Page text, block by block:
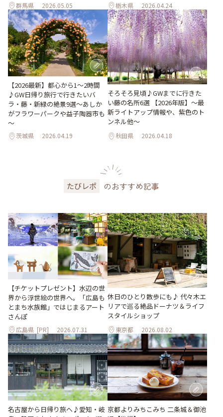
群馬県 2026.05.05 栃木県 2026.04.24
【2026最新】都心から1～2時間
♪GW日帰り旅行で行きたいバ
ラ・藤・新緑の絶景9選～あしか
がフラワーパークや益子陶器市も
～
茨城県 2026.04.19
そろそろ見頃♪GWまでに行きた
い藤の名所6選 【2026年版】～最
新ライトアップ情報や、紫色のト
ンネル他～
秋田県 2026.04.18
たびレポ のおすすめ記事
【チケットプレゼント】水辺の世
界から浮世絵の世界へ。「広島も
とまち水族館」ではじまるアート
さんぽ
広島県 [PR] 2026.07.31
休日のひとり散歩にも♪ 代々木エ
リアで巡る絶品ドーナツ＆ライフ
スタイルショップ
東京都 2026.08.02
名古屋から日帰り旅へ♪愛知・岐 京都よりみちこみち 二条城＆御池